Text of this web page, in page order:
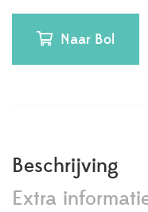
Naar Bol
Beschrijving
Extra